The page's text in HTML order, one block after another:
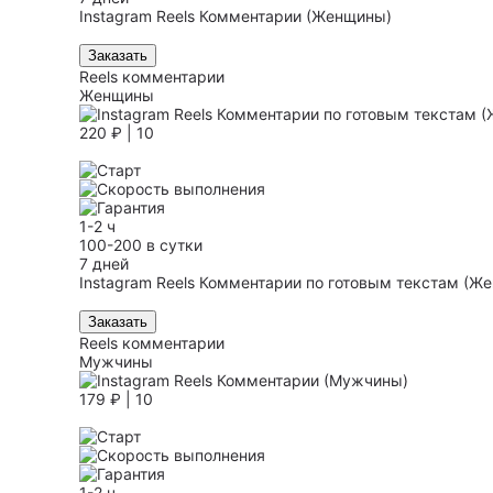
Instagram Reels Комментарии (Женщины)
Заказать
Reels комментарии
Женщины
220 ₽ | 10
1-2 ч
100-200 в сутки
7 дней
Instagram Reels Комментарии по готовым текстам
Заказать
Reels комментарии
Мужчины
179 ₽ | 10